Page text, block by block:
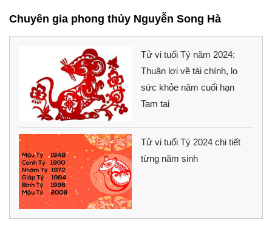
Chuyên gia phong thủy Nguyễn Song Hà
Tử vi tuổi Tý năm 2024:
Thuận lợi về tài chính, lo
sức khỏe năm cuối hạn
Tam tai
Tử vi tuổi Tý 2024 chi tiết
từng năm sinh